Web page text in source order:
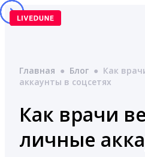
Перейти
к
Главная ● Блог ● Как
аккаунты в соцсетях
Как врачи
личные